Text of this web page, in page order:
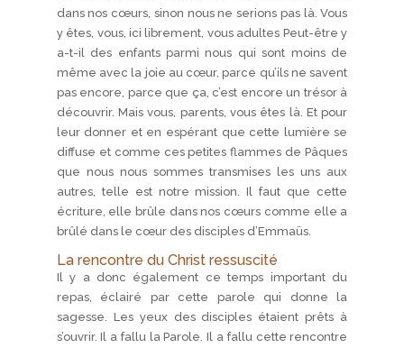
dans nos cœurs, sinon nous ne serions pas là. Vous
y êtes, vous, ici librement, vous adultes Peut-être y
a-t-il des enfants parmi nous qui sont moins de
même avec la joie au cœur, parce qu’ils ne savent
pas encore, parce que ça, c’est encore un trésor à
découvrir. Mais vous, parents, vous êtes là. Et pour
leur donner et en espérant que cette lumière se
diffuse et comme ces petites flammes de Pâques
que nous nous sommes transmises les uns aux
autres, telle est notre mission. Il faut que cette
écriture, elle brûle dans nos cœurs comme elle a
brûlé dans le cœur des disciples d’Emmaüs.
La rencontre du Christ ressuscité
Il y a donc également ce temps important du
repas, éclairé par cette parole qui donne la
sagesse. Les yeux des disciples étaient prêts à
s’ouvrir. Il a fallu la Parole. Il a fallu cette rencontre